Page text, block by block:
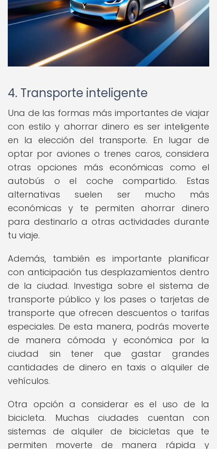
4. Transporte inteligente
Una de las formas más importantes de viajar
con estilo y ahorrar dinero es ser inteligente
en la elección del transporte. En lugar de
optar por aviones o trenes caros, considera
otras opciones más económicas como el
autobús o el coche compartido. Estas
alternativas suelen ser mucho más
económicas y te permiten ahorrar dinero
para destinarlo a otras actividades durante
tu viaje.
Además, también es importante planificar
con anticipación tus desplazamientos dentro
de la ciudad. Investiga sobre el sistema de
transporte público y los pases o tarjetas de
transporte que ofrecen descuentos o tarifas
especiales. De esta manera, podrás moverte
de manera cómoda y económica por la
ciudad sin tener que gastar grandes
cantidades de dinero en taxis o alquiler de
vehículos.
Otra opción a considerar es el uso de la
bicicleta. Muchas ciudades cuentan con
sistemas de alquiler de bicicletas que te
permiten moverte de manera rápida y